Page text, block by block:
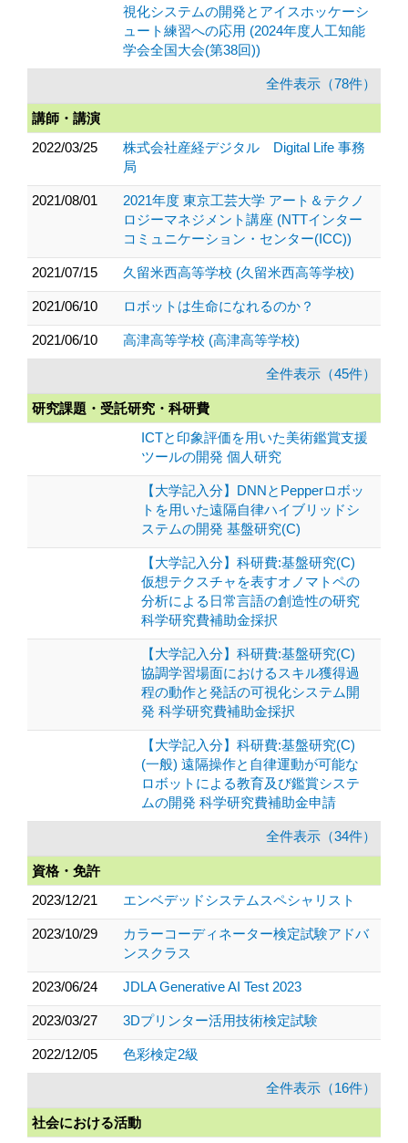
視化システムの開発とアイスホッケーシ
ュート練習への応用 (2024年度人工知能
学会全国大会(第38回))
全件表示（78件）
講師・講演
2022/03/25
株式会社産経デジタル Digital Life 事務
局
2021/08/01
2021年度 東京工芸大学 アート＆テクノ
ロジーマネジメント講座 (NTTインター
コミュニケーション・センター(ICC))
2021/07/15 久留米西高等学校 (久留米西高等学校)
2021/06/10 ロボットは生命になれるのか？
2021/06/10 高津高等学校 (高津高等学校)
全件表示（45件）
研究課題・受託研究・科研費
ICTと印象評価を用いた美術鑑賞支援
ツールの開発 個人研究
【大学記入分】DNNとPepperロボッ
トを用いた遠隔自律ハイブリッドシ
ステムの開発 基盤研究(C)
【大学記入分】科研費:基盤研究(C)
仮想テクスチャを表すオノマトペの
分析による日常言語の創造性の研究
科学研究費補助金採択
【大学記入分】科研費:基盤研究(C)
協調学習場面におけるスキル獲得過
程の動作と発話の可視化システム開
発 科学研究費補助金採択
【大学記入分】科研費:基盤研究(C)
(一般) 遠隔操作と自律運動が可能な
ロボットによる教育及び鑑賞システ
ムの開発 科学研究費補助金申請
全件表示（34件）
資格・免許
2023/12/21
エンベデッドシステムスペシャリスト
2023/10/29
カラーコーディネーター検定試験アドバ
ンスクラス
2023/06/24 JDLA Generative AI Test 2023
2023/03/27 3Dプリンター活用技術検定試験
2022/12/05 色彩検定2級
全件表示（16件）
社会における活動